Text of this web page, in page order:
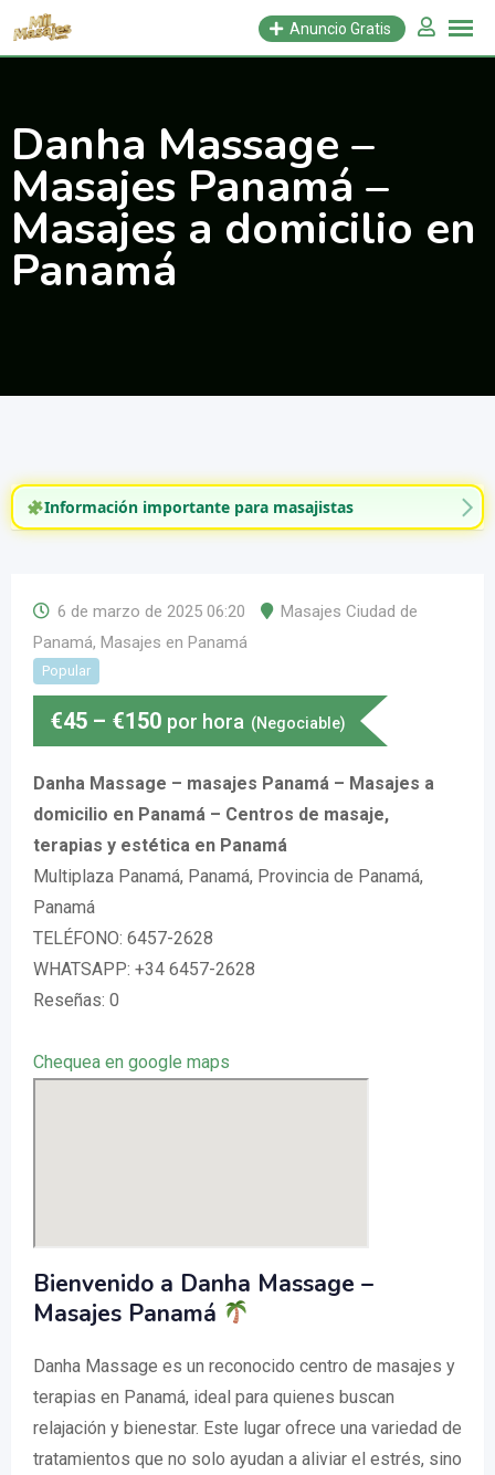
Saltar
Anuncio Gratis
Danha Massage –
Masajes Panamá –
Masajes a domicilio en
Panamá
Información importante para masajistas
6 de marzo de 2025 06:20
Masajes Ciudad de
Panamá, Masajes en Panamá
Popular
€45 – €150 por hora (Negociable)
Danha Massage – masajes Panamá – Masajes a
domicilio en Panamá – Centros de masaje,
terapias y estética en Panamá
Multiplaza Panamá, Panamá, Provincia de Panamá,
Panamá
TELÉFONO: 6457-2628
WHATSAPP: +34 6457-2628
Reseñas: 0
Chequea en google maps
Bienvenido a Danha Massage –
Masajes Panamá
Danha Massage es un reconocido centro de masajes y
terapias en Panamá, ideal para quienes buscan
relajación y bienestar. Este lugar ofrece una variedad de
tratamientos que no solo ayudan a aliviar el estrés, sino